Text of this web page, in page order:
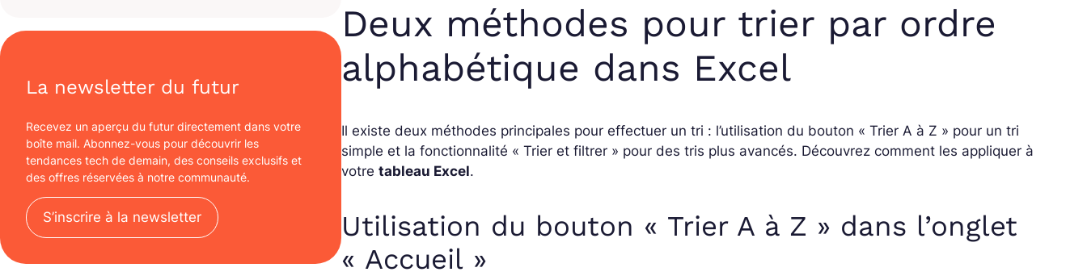
La newsletter du futur
Recevez un aperçu du futur directement dans votre
boîte mail. Abonnez-vous pour découvrir les
tendances tech de demain, des conseils exclusifs et
des offres réservées à notre communauté.
S’inscrire à la newsletter
Deux méthodes pour trier par ordre
alphabétique dans Excel
Il existe deux méthodes principales pour effectuer un tri : l’utilisation du bouton « Trier A à Z » pour un tri
simple et la fonctionnalité « Trier et filtrer » pour des tris plus avancés. Découvrez comment les appliquer à
votretableau Excel.
Utilisation du bouton « Trier A à Z » dans l’onglet
« Accueil »